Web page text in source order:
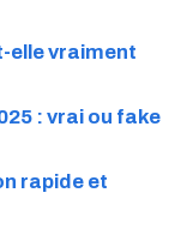
elle vraiment
: vrai ou fake
rapide et